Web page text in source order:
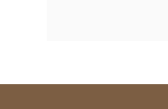
A szülők